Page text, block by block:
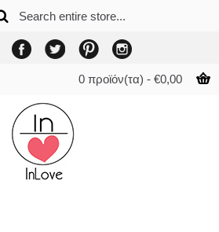
0 προϊόν(τα) - €0,00